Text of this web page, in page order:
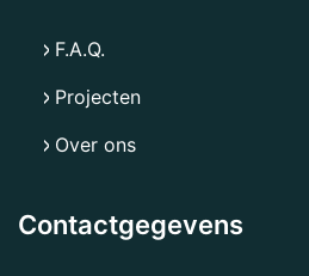
F.A.Q.
Projecten
Over ons
Contactgegevens